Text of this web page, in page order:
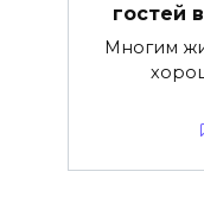
гостей
Многим